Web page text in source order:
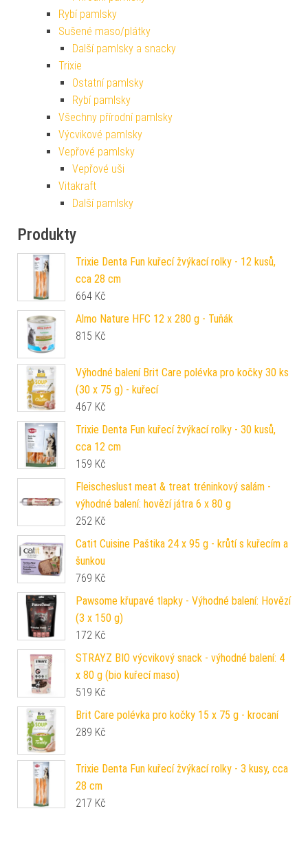
Rybí pamlsky
Sušené maso/plátky
Další pamlsky a snacky
Trixie
Ostatní pamlsky
Rybí pamlsky
Všechny přírodní pamlsky
Výcvikové pamlsky
Vepřové pamlsky
Vepřové uši
Vitakraft
Další pamlsky
Produkty
Trixie Denta Fun kuřecí žvýkací rolky - 12 kusů,
cca 28 cm
664 Kč
Almo Nature HFC 12 x 280 g - Tuňák
815 Kč
Výhodné balení Brit Care polévka pro kočky 30 ks
(30 x 75 g) - kuřecí
467 Kč
Trixie Denta Fun kuřecí žvýkací rolky - 30 kusů,
cca 12 cm
159 Kč
Fleischeslust meat & treat tréninkový salám -
výhodné balení: hovězí játra 6 x 80 g
252 Kč
Catit Cuisine Paštika 24 x 95 g - krůtí s kuřecím a
šunkou
769 Kč
Pawsome křupavé tlapky - Výhodné balení: Hovězí
(3 x 150 g)
172 Kč
STRAYZ BIO výcvikový snack - výhodné balení: 4
x 80 g (bio kuřecí maso)
519 Kč
Brit Care polévka pro kočky 15 x 75 g - krocaní
289 Kč
Trixie Denta Fun kuřecí žvýkací rolky - 3 kusy, cca
28 cm
217 Kč